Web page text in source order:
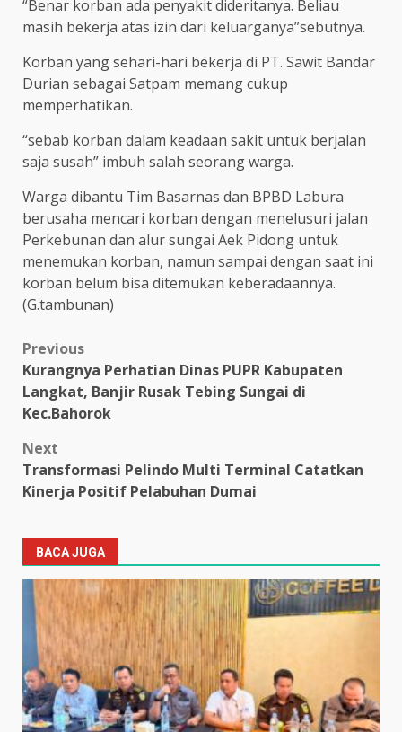
“Benar korban ada penyakit dideritanya. Beliau
masih bekerja atas izin dari keluarganya”sebutnya.
Korban yang sehari-hari bekerja di PT. Sawit Bandar
Durian sebagai Satpam memang cukup
memperhatikan.
“sebab korban dalam keadaan sakit untuk berjalan
saja susah” imbuh salah seorang warga.
Warga dibantu Tim Basarnas dan BPBD Labura
berusaha mencari korban dengan menelusuri jalan
Perkebunan dan alur sungai Aek Pidong untuk
menemukan korban, namun sampai dengan saat ini
korban belum bisa ditemukan keberadaannya.
(G.tambunan)
Post
navigation
Previous
Kurangnya Perhatian Dinas PUPR Kabupaten
Langkat, Banjir Rusak Tebing Sungai di
Kec.Bahorok
Next
Transformasi Pelindo Multi Terminal Catatkan
Kinerja Positif Pelabuhan Dumai
BACA JUGA